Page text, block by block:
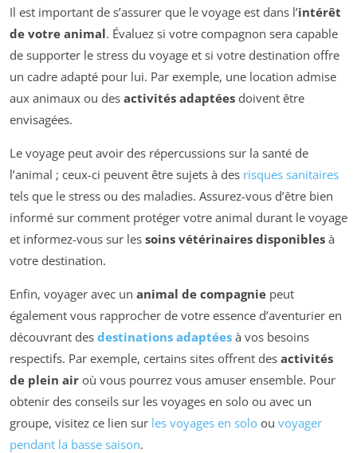
Il est important de s’assurer que le voyage est dans l’intérêt
de votre animal. Évaluez si votre compagnon sera capable
de supporter le stress du voyage et si votre destination offre
un cadre adapté pour lui. Par exemple, une location admise
aux animaux ou des activités adaptées doivent être
envisagées.
Le voyage peut avoir des répercussions sur la santé de
l’animal ; ceux-ci peuvent être sujets à des risques sanitaires
tels que le stress ou des maladies. Assurez-vous d’être bien
informé sur comment protéger votre animal durant le voyage
et informez-vous sur les soins vétérinaires disponibles à
votre destination.
Enfin, voyager avec un animal de compagnie peut
également vous rapprocher de votre essence d’aventurier en
découvrant des destinations adaptées à vos besoins
respectifs. Par exemple, certains sites offrent des activités
de plein air où vous pourrez vous amuser ensemble. Pour
obtenir des conseils sur les voyages en solo ou avec un
groupe, visitez ce lien sur les voyages en solo ou voyager
pendant la basse saison.